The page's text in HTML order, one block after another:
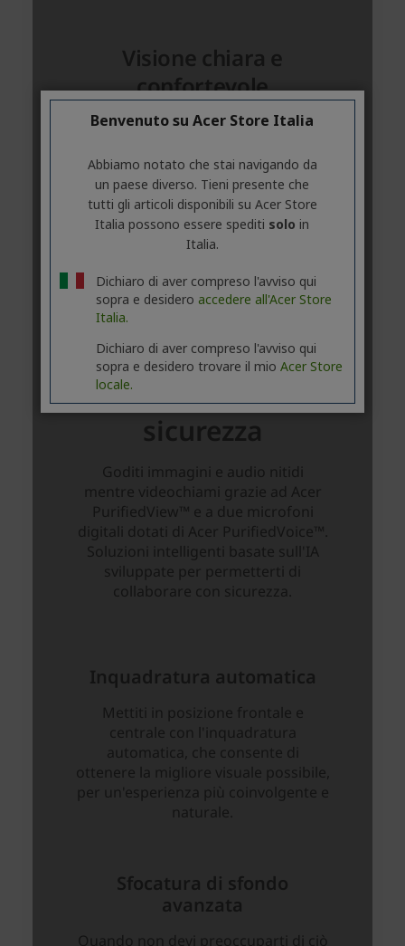
Benvenuto su Acer Store Italia
Abbiamo notato che stai navigando da
un paese diverso. Tieni presente che
tutti gli articoli disponibili su Acer Store
Italia possono essere spediti solo in
Italia.
Dichiaro di aver compreso l'avviso qui
sopra e desidero accedere all'Acer Store
Italia.
Dichiaro di aver compreso l'avviso qui
sopra e desidero trovare il mio Acer Store
locale.